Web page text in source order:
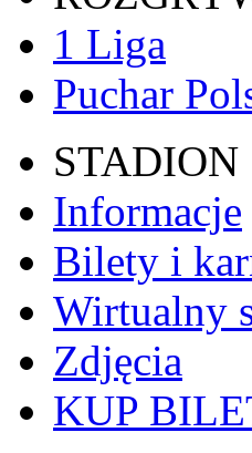
1 Liga
Puchar
STADION
Informacje
Bilety i
Wirtualny
Zdjęcia
KUP